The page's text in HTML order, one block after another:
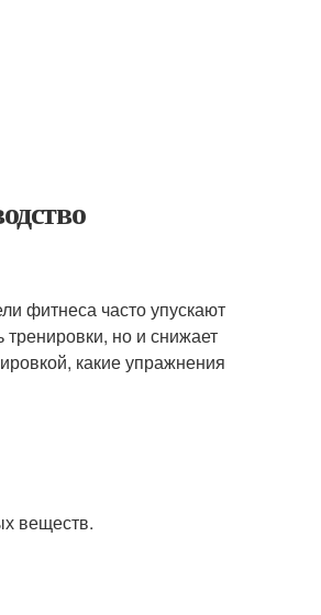
фитнеса часто упускают
но и снижает
какие упражнения
веществ.